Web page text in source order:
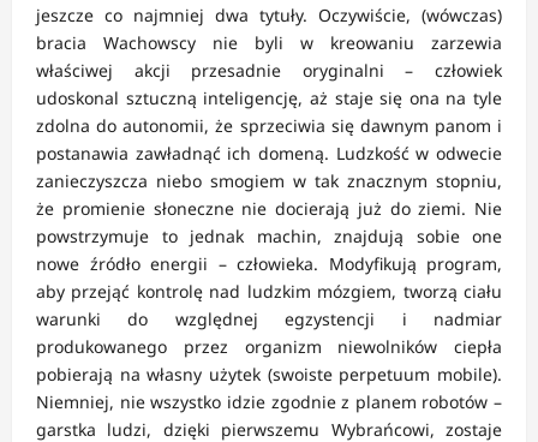
jeszcze co najmniej dwa tytuły. Oczywiście, (wówczas)
bracia Wachowscy nie byli w kreowaniu zarzewia
właściwej akcji przesadnie oryginalni – człowiek
udoskonal sztuczną inteligencję, aż staje się ona na tyle
zdolna do autonomii, że sprzeciwia się dawnym panom i
postanawia zawładnąć ich domeną. Ludzkość w odwecie
zanieczyszcza niebo smogiem w tak znacznym stopniu,
że promienie słoneczne nie docierają już do ziemi. Nie
powstrzymuje to jednak machin, znajdują sobie one
nowe źródło energii – człowieka. Modyfikują program,
aby przejąć kontrolę nad ludzkim mózgiem, tworzą ciału
warunki do względnej egzystencji i nadmiar
produkowanego przez organizm niewolników ciepła
pobierają na własny użytek (swoiste perpetuum mobile).
Niemniej, nie wszystko idzie zgodnie z planem robotów –
garstka ludzi, dzięki pierwszemu Wybrańcowi, zostaje